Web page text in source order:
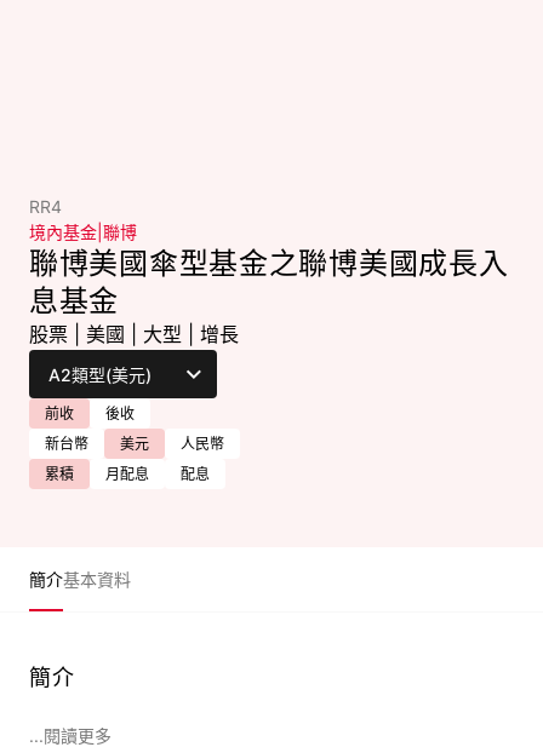
RR4
境內基金 聯博
聯博美國傘型基金之聯博美國成長入
息基金
股票 美國 大型 增長
前收
後收
新台幣
美元
人民幣
累積
月配息 配息
簡介基本資料
簡介
...閱讀更多